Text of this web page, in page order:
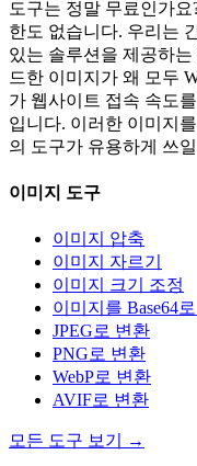
도구는 정말 무료인가
한도 없습니다. 우리는
있는 솔루션을 제공하
드한 이미지가 왜 모두
가 웹사이트 접속 속도
입니다. 이러한 이미지
의 도구가 유용하게 쓰
이미지 도구
이미지 압축
이미지 자르기
이미지 크기 조정
이미지를 Base64
JPEG로 변환
PNG로 변환
WebP로 변환
AVIF로 변환
모든 도구 보기 →